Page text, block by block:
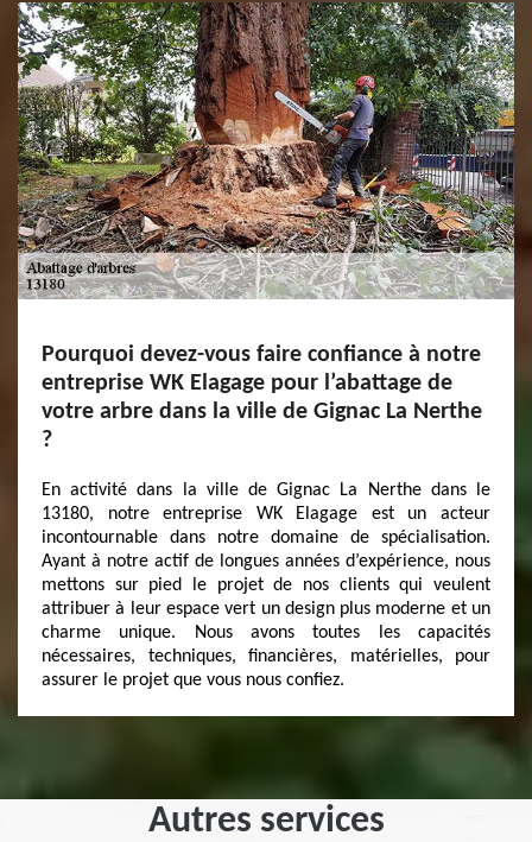
Pourquoi devez-vous faire confiance à notre
entreprise WK Elagage pour l’abattage de
votre arbre dans la ville de Gignac La Nerthe
?
En activité dans la ville de Gignac La Nerthe dans le
13180, notre entreprise WK Elagage est un acteur
incontournable dans notre domaine de spécialisation.
Ayant à notre actif de longues années d’expérience, nous
mettons sur pied le projet de nos clients qui veulent
attribuer à leur espace vert un design plus moderne et un
charme unique. Nous avons toutes les capacités
nécessaires, techniques, financières, matérielles, pour
assurer le projet que vous nous confiez.
Autres services